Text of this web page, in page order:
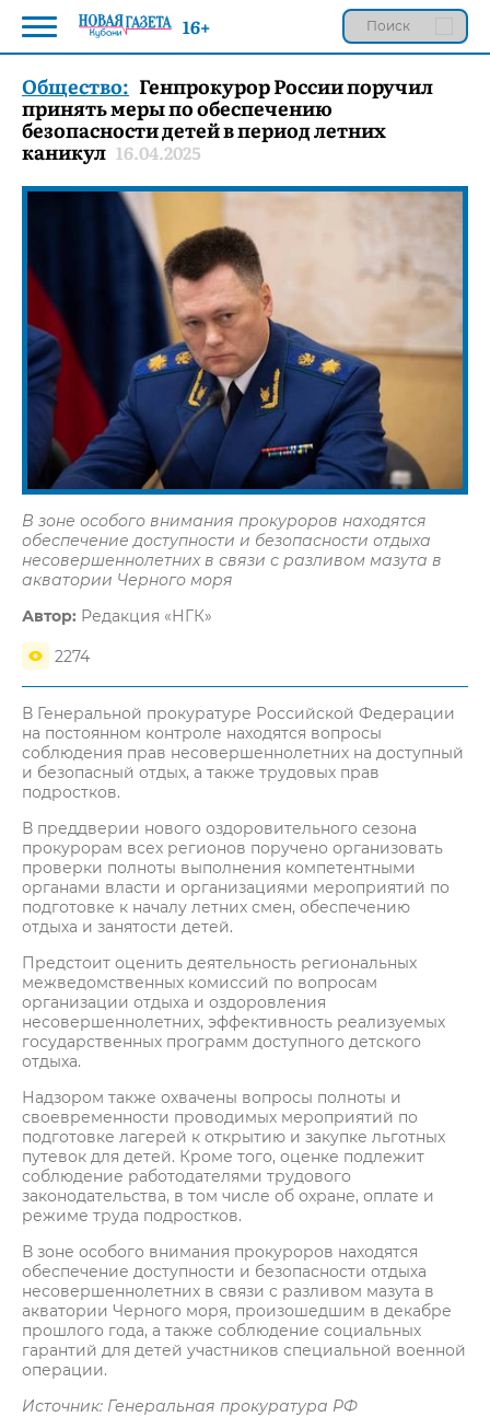
Общество: Генпрокурор России поручил
принять меры по обеспечению
безопасности детей в период летних
каникул 16.04.2025
В зоне особого внимания прокуроров находятся
обеспечение доступности и безопасности отдыха
несовершеннолетних в связи с разливом мазута в
акватории Черного моря
Автор: Редакция «НГК»
2274
В Генеральной прокуратуре Российской Федерации
на постоянном контроле находятся вопросы
соблюдения прав несовершеннолетних на доступный
и безопасный отдых, а также трудовых прав
подростков.
В преддверии нового оздоровительного сезона
прокурорам всех регионов поручено организовать
проверки полноты выполнения компетентными
органами власти и организациями мероприятий по
подготовке к началу летних смен, обеспечению
отдыха и занятости детей.
Предстоит оценить деятельность региональных
межведомственных комиссий по вопросам
организации отдыха и оздоровления
несовершеннолетних, эффективность реализуемых
государственных программ доступного детского
отдыха.
Надзором также охвачены вопросы полноты и
своевременности проводимых мероприятий по
подготовке лагерей к открытию и закупке льготных
путевок для детей. Кроме того, оценке подлежит
соблюдение работодателями трудового
законодательства, в том числе об охране, оплате и
режиме труда подростков.
В зоне особого внимания прокуроров находятся
обеспечение доступности и безопасности отдыха
несовершеннолетних в связи с разливом мазута в
акватории Черного моря, произошедшим в декабре
прошлого года, а также соблюдение социальных
гарантий для детей участников специальной военной
операции.
Источник: Генеральная прокуратура РФ
16+